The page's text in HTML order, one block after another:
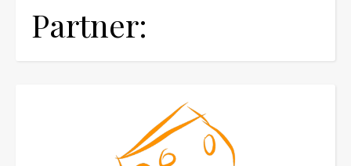
Partner: